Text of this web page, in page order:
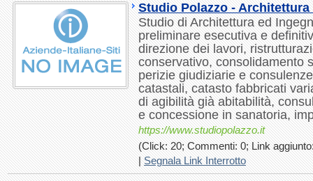
Studio Polazzo -
Studio di Architettura ed
preliminare esecutiva e
direzione dei lavori,
conservativo, consolidamento
perizie giudiziarie e
catastali, catasto fabbricati
di agibilità già abitabilità,
e concessione in sanatoria,
https://www.studiopolazzo.it
(Click: 20; Commenti: 0; Link
|Segnala Link Interrotto